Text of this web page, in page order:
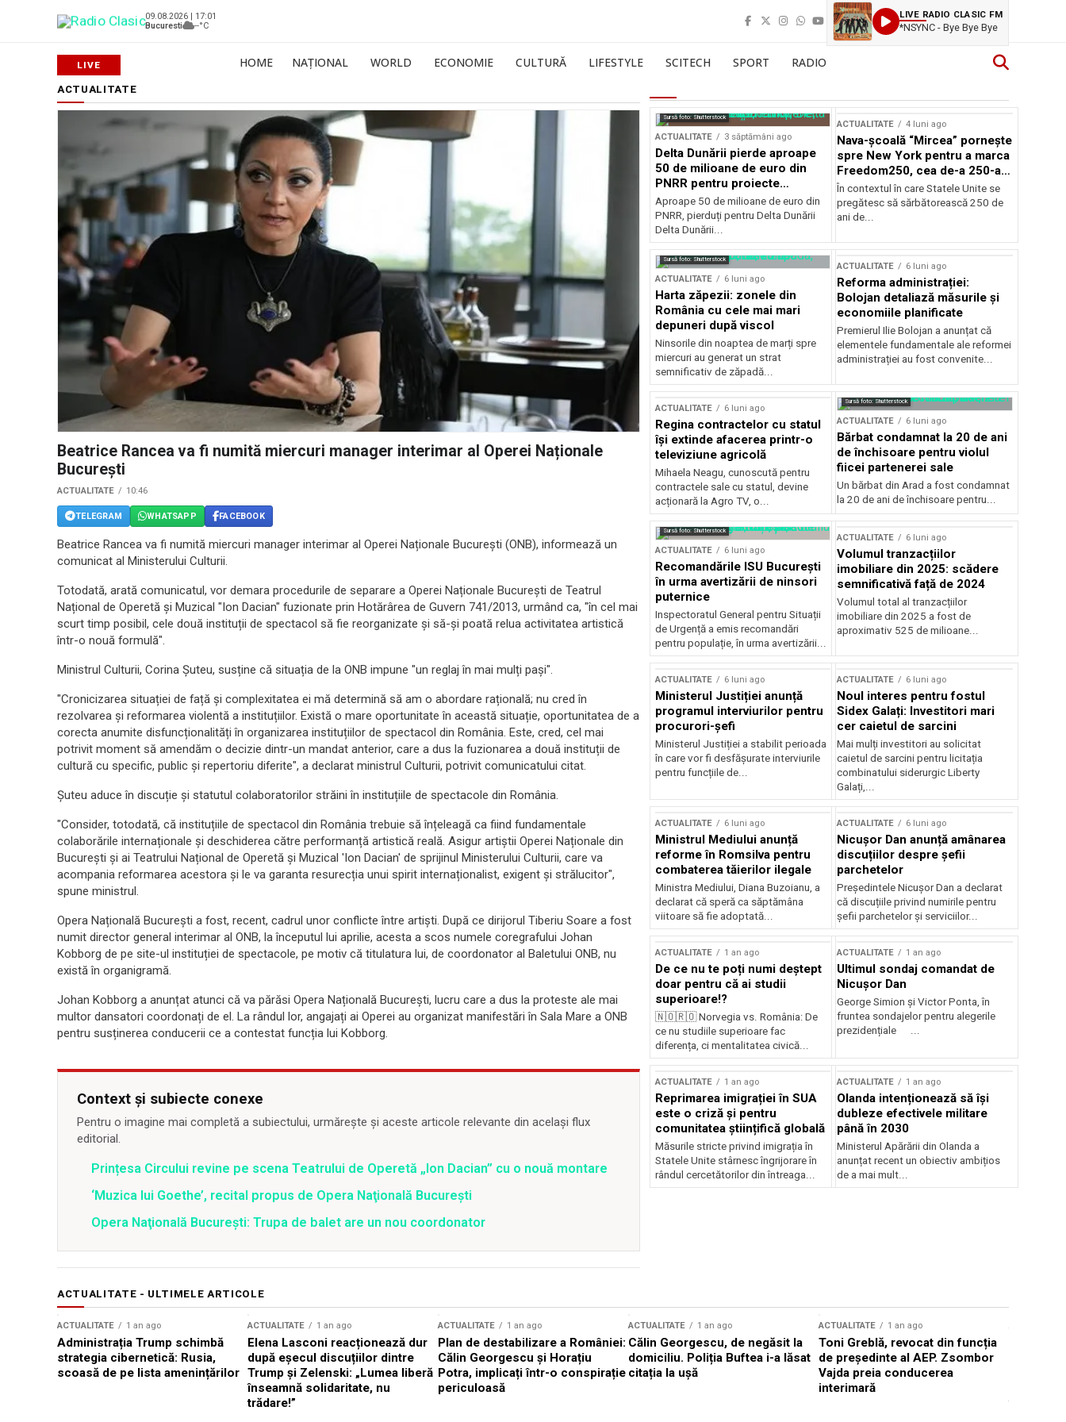
09.08.2026 | 17:01
Bucuresti
--°C
LIVE RADIO CLASIC FM
*NSYNC - Bye Bye Bye
HOME NAȚIONAL WORLD ECONOMIE CULTURĂ LIFESTYLE SCITECH SPORT RADIO
ACTUALITATE
Beatrice Rancea va fi numită miercuri manager interimar al Operei Naționale
București
ACTUALITATE 10:46
TELEGRAM WHATSAPP FACEBOOK
Beatrice Rancea va fi numită miercuri manager interimar al Operei Naționale București (ONB), informează un
comunicat al Ministerului Culturii.
Totodată, arată comunicatul, vor demara procedurile de separare a Operei Naționale București de Teatrul
Național de Operetă și Muzical "Ion Dacian" fuzionate prin Hotărârea de Guvern 741/2013, urmând ca, "în cel mai
scurt timp posibil, cele două instituții de spectacol să fie reorganizate și să-și poată relua activitatea artistică
într-o nouă formulă".
Ministrul Culturii, Corina Șuteu, susține că situația de la ONB impune "un reglaj în mai mulți pași".
"Cronicizarea situației de față și complexitatea ei mă determină să am o abordare rațională; nu cred în
rezolvarea și reformarea violentă a instituțiilor. Există o mare oportunitate în această situație, oportunitatea de a
corecta anumite disfuncționalități în organizarea instituțiilor de spectacol din România. Este, cred, cel mai
potrivit moment să amendăm o decizie dintr-un mandat anterior, care a dus la fuzionarea a două instituții de
cultură cu specific, public și repertoriu diferite", a declarat ministrul Culturii, potrivit comunicatului citat.
Șuteu aduce în discuție și statutul colaboratorilor străini în instituțiile de spectacole din România.
"Consider, totodată, că instituțiile de spectacol din România trebuie să înțeleagă ca fiind fundamentale
colaborările internaționale și deschiderea către performanță artistică reală. Asigur artiștii Operei Naționale din
București și ai Teatrului Național de Operetă și Muzical 'Ion Dacian' de sprijinul Ministerului Culturii, care va
acompania reformarea acestora și le va garanta resurecția unui spirit internaționalist, exigent și strălucitor",
spune ministrul.
Opera Națională București a fost, recent, cadrul unor conflicte între artiști. După ce dirijorul Tiberiu Soare a fost
numit director general interimar al ONB, la începutul lui aprilie, acesta a scos numele coregrafului Johan
Kobborg de pe site-ul instituției de spectacole, pe motiv că titulatura lui, de coordonator al Baletului ONB, nu
există în organigramă.
Johan Kobborg a anunțat atunci că va părăsi Opera Națională București, lucru care a dus la proteste ale mai
multor dansatori coordonați de el. La rândul lor, angajați ai Operei au organizat manifestări în Sala Mare a ONB
pentru susținerea conducerii ce a contestat funcția lui Kobborg.
Context și subiecte conexe
Pentru o imagine mai completă a subiectului, urmărește și aceste articole relevante din același flux
editorial.
Prințesa Circului revine pe scena Teatrului de Operetă „Ion Dacian” cu o nouă montare
‘Muzica lui Goethe’, recital propus de Opera Naţională Bucureşti
Opera Naţională Bucureşti: Trupa de balet are un nou coordonator
Sursă foto: Shutterstock
ACTUALITATE 3 săptămâni ago
Delta Dunării pierde aproape
50 de milioane de euro din
PNRR pentru proiecte
esențiale
Aproape 50 de milioane de euro din
PNRR, pierduți pentru Delta Dunării
Delta Dunării...
ACTUALITATE 4 luni ago
Nava-școală “Mircea” pornește
spre New York pentru a marca
Freedom250, cea de-a 250-a
aniversare a Statelor Unite
În contextul în care Statele Unite se
pregătesc să sărbătorească 250 de
ani de...
Sursă foto: Shutterstock
ACTUALITATE 6 luni ago
Harta zăpezii: zonele din
România cu cele mai mari
depuneri după viscol
Ninsorile din noaptea de marți spre
miercuri au generat un strat
semnificativ de zăpadă...
ACTUALITATE 6 luni ago
Reforma administrației:
Bolojan detaliază măsurile și
economiile planificate
Premierul Ilie Bolojan a anunțat că
elementele fundamentale ale reformei
administrației au fost convenite...
ACTUALITATE 6 luni ago
Regina contractelor cu statul
își extinde afacerea printr-o
televiziune agricolă
Mihaela Neagu, cunoscută pentru
contractele sale cu statul, devine
acționară la Agro TV, o...
Sursă foto: Shutterstock
ACTUALITATE 6 luni ago
Bărbat condamnat la 20 de ani
de închisoare pentru violul
fiicei partenerei sale
Un bărbat din Arad a fost condamnat
la 20 de ani de închisoare pentru...
Sursă foto: Shutterstock
ACTUALITATE 6 luni ago
Recomandările ISU București
în urma avertizării de ninsori
puternice
Inspectoratul General pentru Situații
de Urgență a emis recomandări
pentru populație, în urma avertizării...
ACTUALITATE 6 luni ago
Volumul tranzacțiilor
imobiliare din 2025: scădere
semnificativă față de 2024
Volumul total al tranzacțiilor
imobiliare din 2025 a fost de
aproximativ 525 de milioane...
ACTUALITATE 6 luni ago
Ministerul Justiției anunță
programul interviurilor pentru
procurori-șefi
Ministerul Justiției a stabilit perioada
în care vor fi desfășurate interviurile
pentru funcțiile de...
ACTUALITATE 6 luni ago
Noul interes pentru fostul
Sidex Galați: Investitori mari
cer caietul de sarcini
Mai mulți investitori au solicitat
caietul de sarcini pentru licitația
combinatului siderurgic Liberty
Galați,...
ACTUALITATE 6 luni ago
Ministrul Mediului anunță
reforme în Romsilva pentru
combaterea tăierilor ilegale
Ministra Mediului, Diana Buzoianu, a
declarat că speră ca săptămâna
viitoare să fie adoptată...
ACTUALITATE 6 luni ago
Nicușor Dan anunță amânarea
discuțiilor despre șefii
parchetelor
Președintele Nicușor Dan a declarat
că discuțiile privind numirile pentru
șefii parchetelor și serviciilor...
ACTUALITATE 1 an ago
De ce nu te poți numi deștept
doar pentru că ai studii
superioare!?
🇳🇴🇷🇴 Norvegia vs. România: De
ce nu studiile superioare fac
diferența, ci mentalitatea civică...
ACTUALITATE 1 an ago
Ultimul sondaj comandat de
Nicușor Dan
George Simion și Victor Ponta, în
fruntea sondajelor pentru alegerile
prezidențiale ...
ACTUALITATE 1 an ago
Reprimarea imigrației în SUA
este o criză și pentru
comunitatea științifică globală
Măsurile stricte privind imigrația în
Statele Unite stârnesc îngrijorare în
rândul cercetătorilor din întreaga...
ACTUALITATE 1 an ago
Olanda intenționează să își
dubleze efectivele militare
până în 2030
Ministerul Apărării din Olanda a
anunțat recent un obiectiv ambițios
de a mai mult...
ACTUALITATE - ULTIMELE ARTICOLE
ACTUALITATE 1 an ago
Administrația Trump schimbă
strategia cibernetică: Rusia,
scoasă de pe lista amenințărilor
ACTUALITATE 1 an ago
Elena Lasconi reacționează dur
după eșecul discuțiilor dintre
Trump și Zelenski: „Lumea liberă
înseamnă solidaritate, nu
trădare!”
ACTUALITATE 1 an ago
Plan de destabilizare a României:
Călin Georgescu și Horațiu
Potra, implicați într-o conspirație
periculoasă
ACTUALITATE 1 an ago
Călin Georgescu, de negăsit la
domiciliu. Poliția Buftea i-a lăsat
citația la ușă
ACTUALITATE 1 an ago
Toni Greblă, revocat din funcția
de președinte al AEP. Zsombor
Vajda preia conducerea
interimară